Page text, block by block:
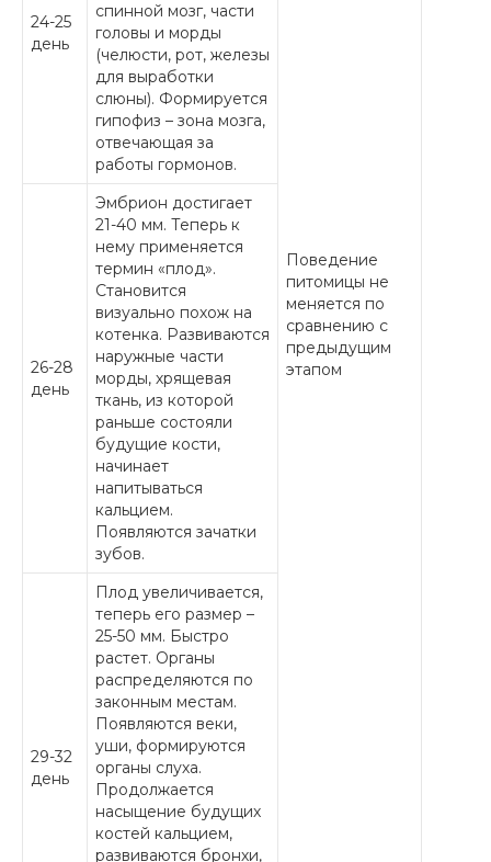
Поведение
питомицы не
меняется по
сравнению с
предыдущим
этапом
24-25
день
спинной мозг, части
головы и морды
(челюсти, рот, железы
для выработки
слюны). Формируется
гипофиз – зона мозга,
отвечающая за
работы гормонов.
26-28
день
Эмбрион достигает
21-40 мм. Теперь к
нему применяется
термин «плод».
Становится
визуально похож на
котенка. Развиваются
наружные части
морды, хрящевая
ткань, из которой
раньше состояли
будущие кости,
начинает
напитываться
кальцием.
Появляются зачатки
зубов.
29-32
день
Плод увеличивается,
теперь его размер –
25-50 мм. Быстро
растет. Органы
распределяются по
законным местам.
Появляются веки,
уши, формируются
органы слуха.
Продолжается
насыщение будущих
костей кальцием,
развиваются бронхи,